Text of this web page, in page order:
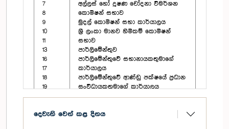
7
8
9
10
11
13
16
17
18
19
20
22
අල්ලස් හෝ දූෂණ චෝදනා විමර්ශන
කොමිෂන් සභාව
මුදල් කොමිෂන් සභා කාර්යාලය
ශ්‍රී ලංකා මානව හිමිකම් කොමිෂන්
සභාව
පාර්ලිමේන්තුව
පාර්ලිමේන්තුවේ සභානායකතුමාගේ
කාර්යාලය
පාර්ලිමේන්තුවේ ආණ්ඩු පක්ෂයේ ප්‍රධාන
සංවිධායකතුමාගේ කාර්යාලය
පාර්ලිමේන්තුවේ විපක්ෂ නායකතුමාගේ
මැතිවරණ කොමිෂන් සභාව
දෙවැනි වෙන් කළ දිනය